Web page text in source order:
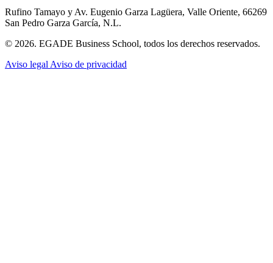
Rufino Tamayo y Av. Eugenio Garza Lagüera, Valle Oriente, 66269
San Pedro Garza García, N.L.
© 2026. EGADE Business School, todos los derechos reservados.
Aviso legal Aviso de privacidad